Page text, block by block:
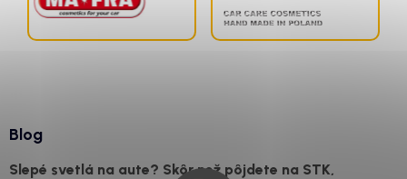
Blog
Slepé svetlá na aute? Skôr než pôjdete na STK,